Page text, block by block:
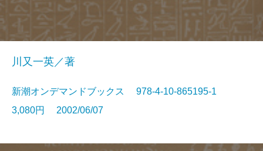
川又一英／著
新潮オンデマンドブックス 978-4-10-865195-1
3,080円 2002/06/07